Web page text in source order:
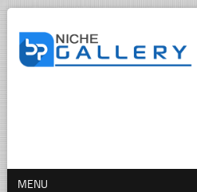
MENU